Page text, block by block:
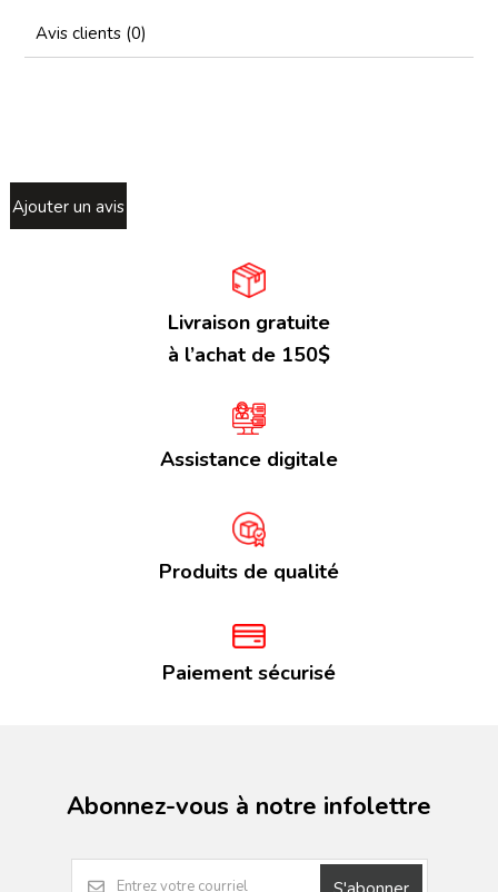
Avis clients (0)
Ajouter un avis
Livraison gratuite
à l’achat de 150$
Assistance digitale
Produits de qualité
Paiement sécurisé
Abonnez-vous à notre infolettre